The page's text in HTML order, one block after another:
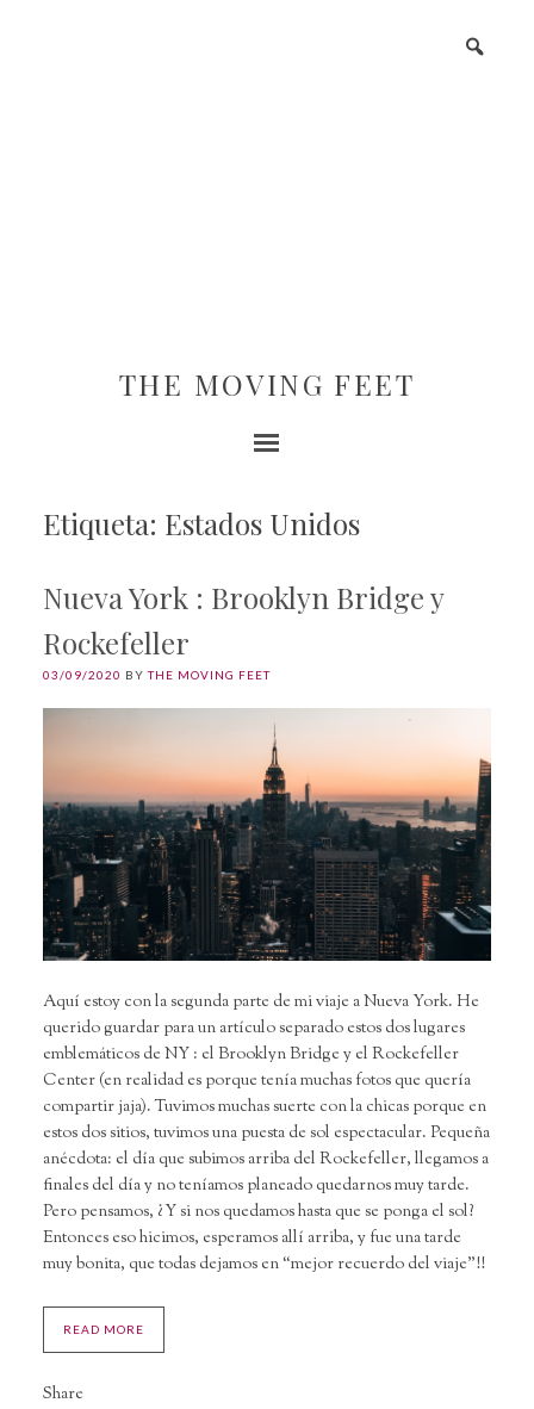
THE MOVING FEET
Etiqueta: Estados Unidos
Nueva York : Brooklyn Bridge y
Rockefeller
03/09/2020 BYTHE MOVING FEET
Aquí estoy con la segunda parte de mi viaje a Nueva York. He
querido guardar para un artículo separado estos dos lugares
emblemáticos de NY : el Brooklyn Bridge y el Rockefeller
Center (en realidad es porque tenía muchas fotos que quería
compartir jaja). Tuvimos muchas suerte con la chicas porque en
estos dos sitios, tuvimos una puesta de sol espectacular. Pequeña
anécdota: el día que subimos arriba del Rockefeller, llegamos a
finales del día y no teníamos planeado quedarnos muy tarde.
Pero pensamos, ¿Y si nos quedamos hasta que se ponga el sol?
Entonces eso hicimos, esperamos allí arriba, y fue una tarde
muy bonita, que todas dejamos en “mejor recuerdo del viaje”!!
READ MORE
Share